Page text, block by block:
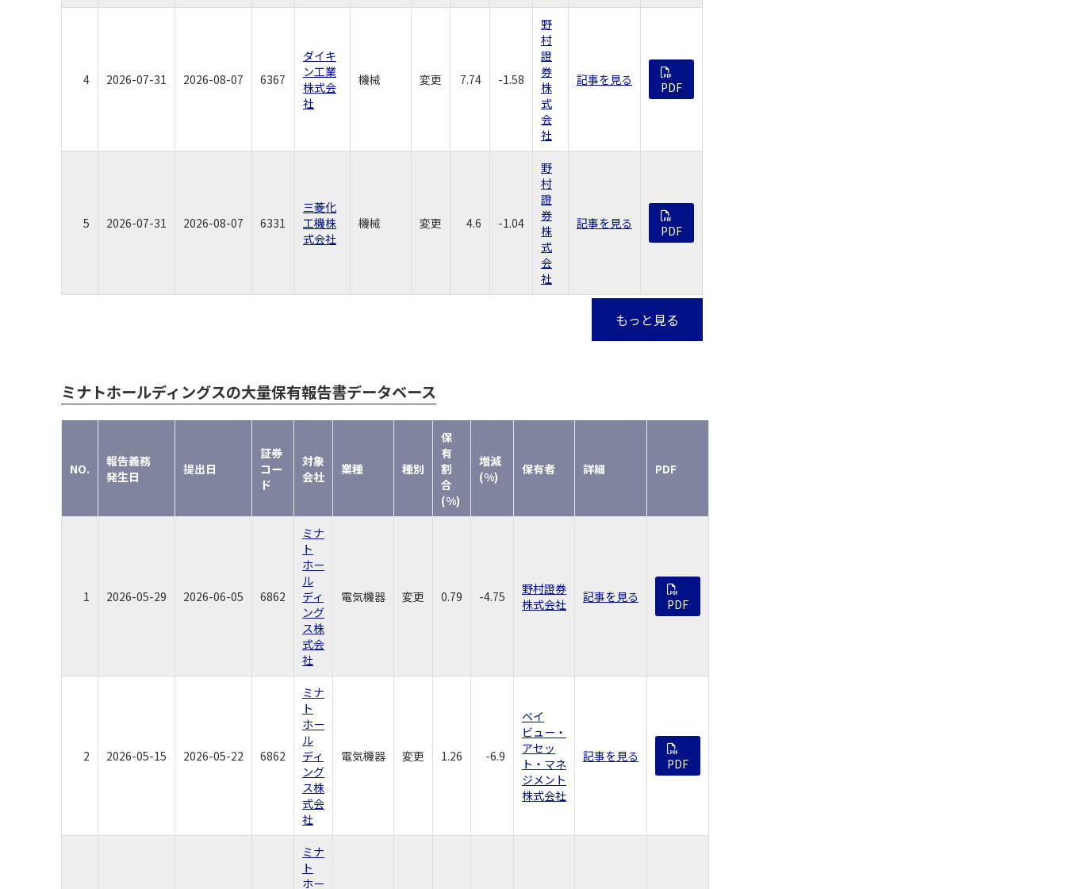
4 2026-07-31 2026-08-07 6367
ダイキ
ン工業
株式会
社
機械 変更 7.74 -1.58
野
村
證
券
株
式
会
社
記事を見る PDF
5 2026-07-31 2026-08-07 6331
三菱化
工機株
式会社
機械 変更 4.6 -1.04
野
村
證
券
株
式
会
社
記事を見る PDF
もっと見る
ミナトホールディングスの大量保有報告書データベース
NO.
報告義務
発生日
提出日
証券
コー
ド
対象
会社
業種 種別
保
有
割
合
(%)
増減
(%)
保有者 詳細 PDF
1 2026-05-29 2026-06-05 6862
ミナ
ト
ホー
ル
ディ
ング
ス株
式会
社
電気機器 変更 0.79 -4.75
野村證券
株式会社
記事を見る PDF
2 2026-05-15 2026-05-22 6862
ミナ
ト
ホー
ル
ディ
ング
ス株
式会
社
電気機器 変更 1.26 -6.9
ベイ
ビュー・
アセッ
ト・マネ
ジメント
株式会社
記事を見る PDF
ミナ
ト
ホー